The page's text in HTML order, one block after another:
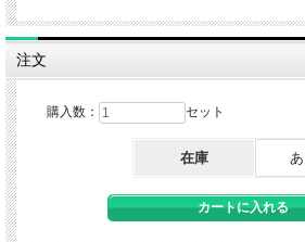
注文
購入数： セット
在庫 あ